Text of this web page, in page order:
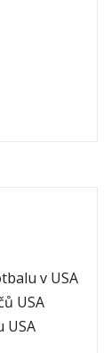
v USA
USA
USA